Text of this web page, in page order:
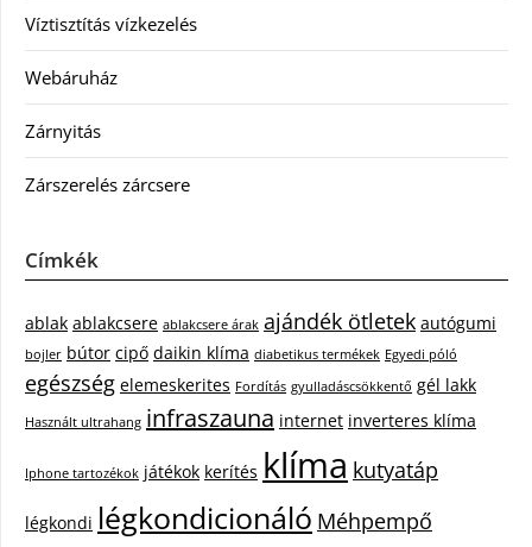
Víztisztítás vízkezelés
Webáruház
Zárnyitás
Zárszerelés zárcsere
Címkék
ablak ablakcsere ablakcsere árak ajándék ötletek autógumi
bojler bútor cipő daikin klíma diabetikus termékek Egyedi póló
egészség elemeskerites Fordítás gyulladáscsökkentő gél lakk
Használt ultrahang infraszauna internet inverteres klíma
Iphone tartozékok játékok kerítés klíma kutyatáp
légkondi légkondicionáló Méhpempő